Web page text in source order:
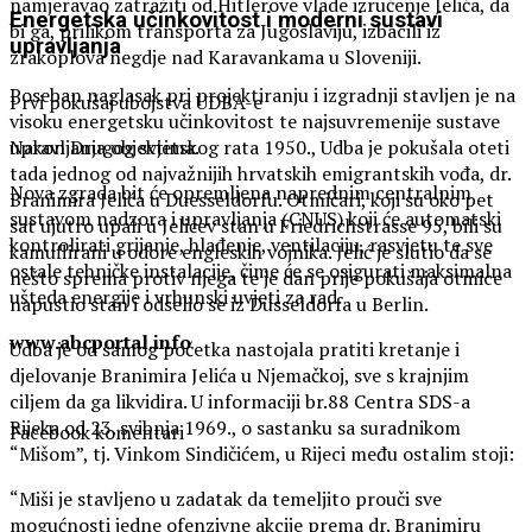
bi ga, prilikom transporta za Jugoslaviju, izbacili iz
zrakoplova negdje nad Karavankama u Sloveniji.
Prvi pokušaj ubojstva UDBA-e
Nakon Drugog svjetskog rata 1950., Udba je pokušala oteti
tada jednog od najvažnijih hrvatskih emigrantskih vođa, dr.
Branimira Jelića u Duesseldorfu. Otmičari, koji su oko pet
sat ujutro upali u Jelićev stan u Friedrichstrasse 95, bili su
kamuflirani u odore engleskih vojnika. Jelić je slutio da se
nešto sprema protiv njega te je dan prije pokušaja otmice
napustio stan i odselio se iz Düsseldorfa u Berlin.
Udba je od samog početka nastojala pratiti kretanje i
djelovanje Branimira Jelića u Njemačkoj, sve s krajnjim
ciljem da ga likvidira. U informaciji br.88 Centra SDS-a
Rijeka od 23. svibnja 1969., o sastanku sa suradnikom
“Mišom”, tj. Vinkom Sindičićem, u Rijeci među ostalim stoji:
“Miši je stavljeno u zadatak da temeljito prouči sve
mogućnosti jedne ofenzivne akcije prema dr. Branimiru
Energetska učinkovitost i moderni sustavi
upravljanja
Poseban naglasak pri projektiranju i izgradnji stavljen je na
visoku energetsku učinkovitost te najsuvremenije sustave
upravljanja objektima.
Nova zgrada bit će opremljena naprednim centralnim
sustavom nadzora i upravljanja (CNUS) koji će automatski
kontrolirati grijanje, hlađenje, ventilaciju, rasvjetu te sve
ostale tehničke instalacije, čime će se osigurati maksimalna
ušteda energije i vrhunski uvjeti za rad.
www.abcportal.info
Facebook komentari